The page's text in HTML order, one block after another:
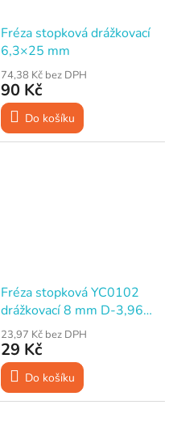
Fréza stopková drážkovací
6,3×25 mm
74,38 Kč bez DPH
90 Kč
Do košíku
Fréza stopková YC0102
drážkovací 8 mm D-3,96
mm H-11 mm
23,97 Kč bez DPH
29 Kč
Do košíku